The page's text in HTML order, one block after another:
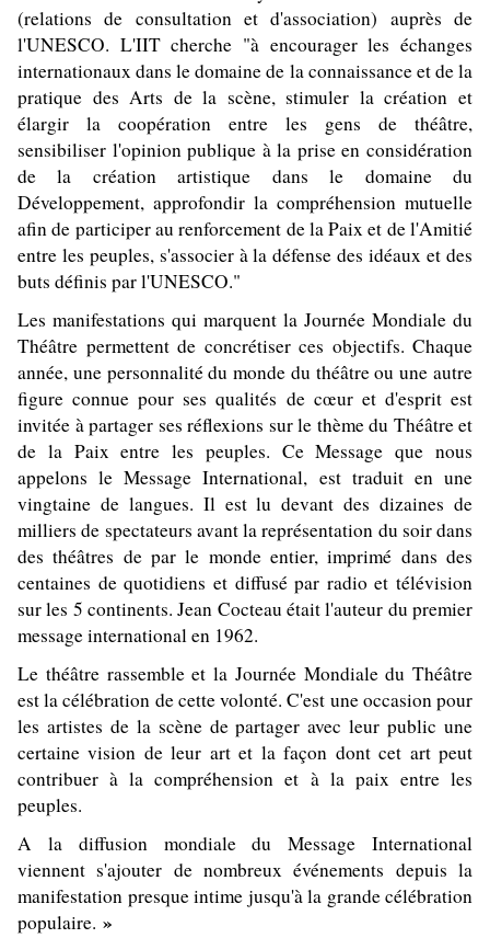
(relations de consultation et d'association) auprès de
l'UNESCO. L'IIT cherche "à encourager les échanges
internationaux dans le domaine de la connaissance et de la
pratique des Arts de la scène, stimuler la création et
élargir la coopération entre les gens de théâtre,
sensibiliser l'opinion publique à la prise en considération
de la création artistique dans le domaine du
Développement, approfondir la compréhension mutuelle
afin de participer au renforcement de la Paix et de l'Amitié
entre les peuples, s'associer à la défense des idéaux et des
buts définis par l'UNESCO."
Les manifestations qui marquent la Journée Mondiale du
Théâtre permettent de concrétiser ces objectifs. Chaque
année, une personnalité du monde du théâtre ou une autre
figure connue pour ses qualités de cœur et d'esprit est
invitée à partager ses réflexions sur le thème du Théâtre et
de la Paix entre les peuples. Ce Message que nous
appelons le Message International, est traduit en une
vingtaine de langues. Il est lu devant des dizaines de
milliers de spectateurs avant la représentation du soir dans
des théâtres de par le monde entier, imprimé dans des
centaines de quotidiens et diffusé par radio et télévision
sur les 5 continents. Jean Cocteau était l'auteur du premier
message international en 1962.
Le théâtre rassemble et la Journée Mondiale du Théâtre
est la célébration de cette volonté. C'est une occasion pour
les artistes de la scène de partager avec leur public une
certaine vision de leur art et la façon dont cet art peut
contribuer à la compréhension et à la paix entre les
peuples.
A la diffusion mondiale du Message International
viennent s'ajouter de nombreux événements depuis la
manifestation presque intime jusqu'à la grande célébration
populaire. »